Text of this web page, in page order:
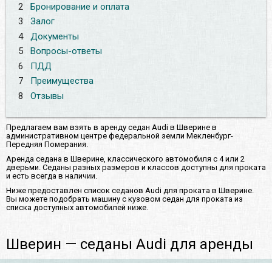
2
Бронирование и оплата
3
Залог
4
Документы
5
Вопросы-ответы
6
ПДД
7
Преимущества
8
Отзывы
Предлагаем вам взять в аренду седан Audi в Шверине в
административном центре федеральной земли Мекленбург-
Передняя Померания.
Аренда седана в Шверине, классического автомобиля с 4 или 2
дверьми. Седаны разных размеров и классов доступны для проката
и есть всегда в наличии.
Ниже предоставлен список седанов Audi для проката в Шверине.
Вы можете подобрать машину с кузовом седан для проката из
списка доступных автомобилей ниже.
Шверин — седаны Audi для аренды